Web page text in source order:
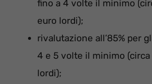
fino a 4 volte il minimo
euro lordi);
rivalutazione all’85% per
4 e 5 volte il minimo
lordi);